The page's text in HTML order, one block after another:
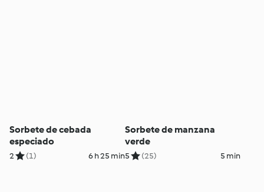
Sorbete de cebada
especiado
2 (1) 6 h 25 min
Sorbete de manzana
verde
5 (25) 5 min